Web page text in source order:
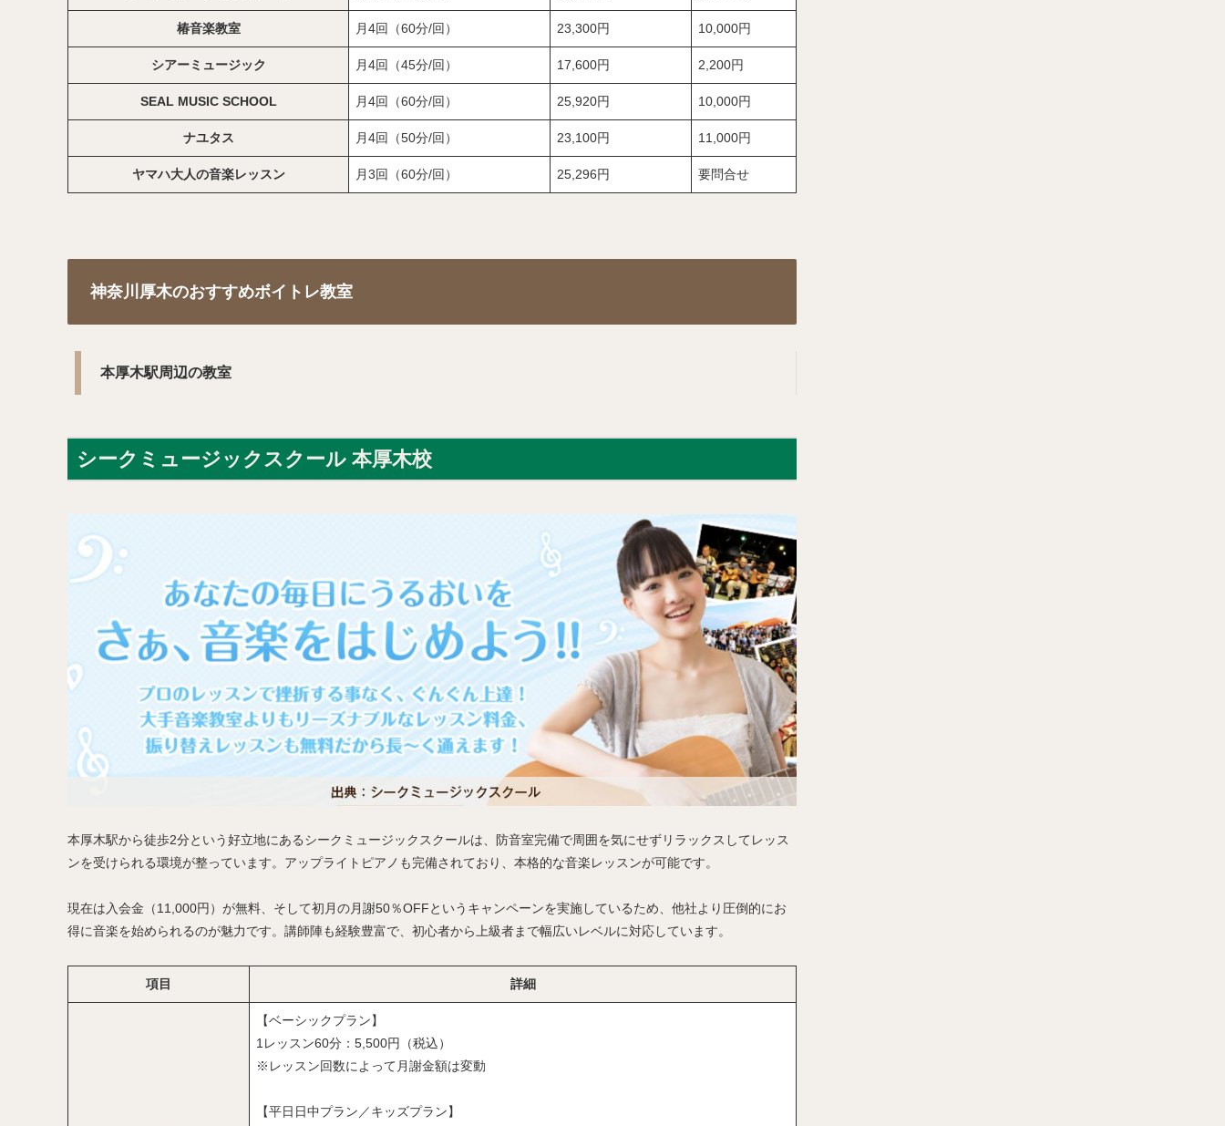
椿音楽教室 月4回（60分/回） 23,300円 10,000円
シアーミュージック 月4回（45分/回） 17,600円 2,200円
SEAL MUSIC SCHOOL 月4回（60分/回） 25,920円 10,000円
ナユタス 月4回（50分/回） 23,100円 11,000円
ヤマハ大人の音楽レッスン 月3回（60分/回） 25,296円 要問合せ
神奈川厚木のおすすめボイトレ教室
本厚木駅周辺の教室
シークミュージックスクール 本厚木校
本厚木駅から徒歩2分という好立地にあるシークミュージックスクールは、防音室完備で周囲を気にせずリラックスしてレッス
ンを受けられる環境が整っています。アップライトピアノも完備されており、本格的な音楽レッスンが可能です。
現在は入会金（11,000円）が無料、そして初月の月謝50％OFFというキャンペーンを実施しているため、他社より圧倒的にお
得に音楽を始められるのが魅力です。講師陣も経験豊富で、初心者から上級者まで幅広いレベルに対応しています。
項目 詳細
【ベーシックプラン】
1レッスン60分：5,500円（税込）
※レッスン回数によって月謝金額は変動
【平日日中プラン／キッズプラン】